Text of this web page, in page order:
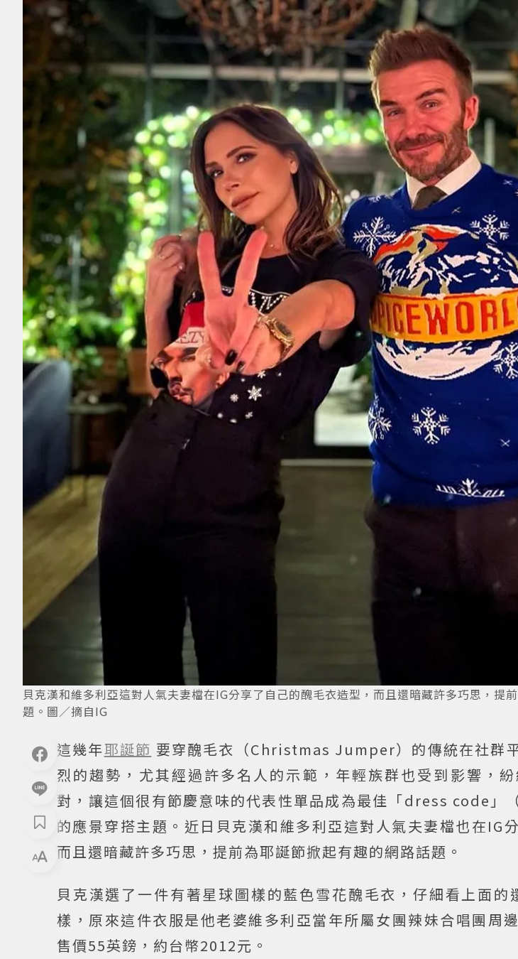
貝克漢和維多利亞這對人氣夫妻檔在IG分享了自己的醜毛衣造型，而且還暗藏許多巧思，提
題。圖／摘自IG
這幾年耶誕節 要穿醜毛衣（Christmas Jumper）的傳統在社群
烈的趨勢，尤其經過許多名人的示範，年輕族群也受到影響，
對，讓這個很有節慶意味的代表性單品成為最佳「dress code」
的應景穿搭主題。近日貝克漢和維多利亞這對人氣夫妻檔也在IG
而且還暗藏許多巧思，提前為耶誕節掀起有趣的網路話題。
貝克漢選了一件有著星球圖樣的藍色雪花醜毛衣，仔細看上面的
樣，原來這件衣服是他老婆維多利亞當年所屬女團辣妹合唱團周
售價55英鎊，約台幣2012元。